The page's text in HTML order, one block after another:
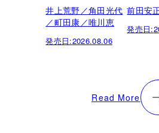
井上荒野／角田光代
／町田康／唯川恵
発売日:2026.08.06
前田安
発売日:
Read More